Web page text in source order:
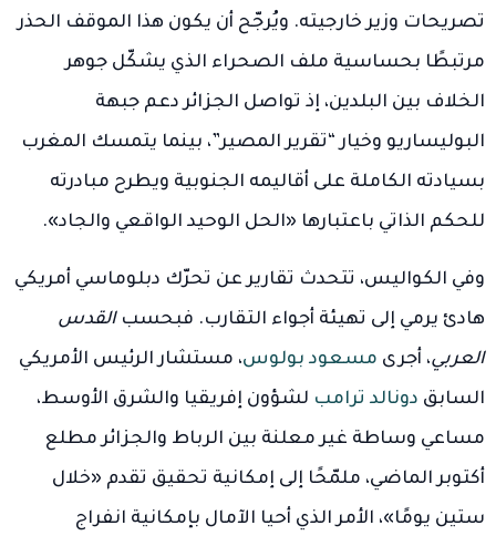
تصريحات وزير خارجيته. ويُرجّح أن يكون هذا الموقف الحذر
مرتبطًا بحساسية ملف الصحراء الذي يشكّل جوهر
الخلاف بين البلدين، إذ تواصل الجزائر دعم جبهة
البوليساريو وخيار “تقرير المصير”، بينما يتمسك المغرب
بسيادته الكاملة على أقاليمه الجنوبية ويطرح مبادرته
للحكم الذاتي باعتبارها «الحل الوحيد الواقعي والجاد».
وفي الكواليس، تتحدث تقارير عن تحرّك دبلوماسي أمريكي
هادئ يرمي إلى تهيئة أجواء التقارب. فبحسبالقدس
العربي، أجرى مسعود بولوس، مستشار الرئيس الأمريكي
السابق دونالد ترامب لشؤون إفريقيا والشرق الأوسط،
مساعي وساطة غير معلنة بين الرباط والجزائر مطلع
أكتوبر الماضي، ملمّحًا إلى إمكانية تحقيق تقدم «خلال
ستين يومًا»، الأمر الذي أحيا الآمال بإمكانية انفراج